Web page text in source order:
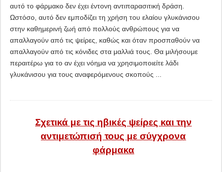
αυτό το φάρμακο δεν έχει έντονη αντιπαρασιτική δράση.
Ωστόσο, αυτό δεν εμποδίζει τη χρήση του ελαίου γλυκάνισου
στην καθημερινή ζωή από πολλούς ανθρώπους για να
απαλλαγούν από τις ψείρες, καθώς και όταν προσπαθούν να
απαλλαγούν από τις κόνιδες στα μαλλιά τους. Θα μιλήσουμε
περαιτέρω για το αν έχει νόημα να χρησιμοποιείτε λάδι
γλυκάνισου για τους αναφερόμενους σκοπούς ...
Σχετικά με τις ηβικές ψείρες και την
αντιμετώπισή τους με σύγχρονα
φάρμακα